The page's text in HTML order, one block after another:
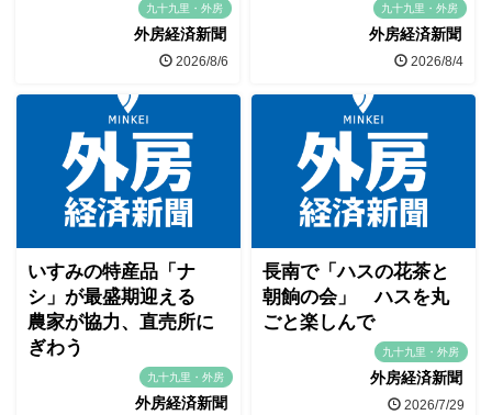
九十九里・外房
外房経済新聞
2026/8/6
九十九里・外房
外房経済新聞
2026/8/4
いすみの特産品「ナ
シ」が最盛期迎える
農家が協力、直売所に
ぎわう
九十九里・外房
外房経済新聞
長南で「ハスの花茶と
朝餉の会」 ハスを丸
ごと楽しんで
九十九里・外房
外房経済新聞
2026/7/29